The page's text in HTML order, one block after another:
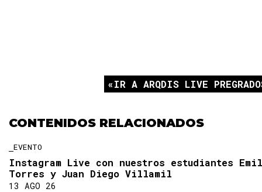
IR A ARQDIS LIVE
CONTENIDOS RELACIONADOS
EVENTO
Instagram Live con nuestros estudiantes
Torres y Juan Diego Villamil
13 AGO 26